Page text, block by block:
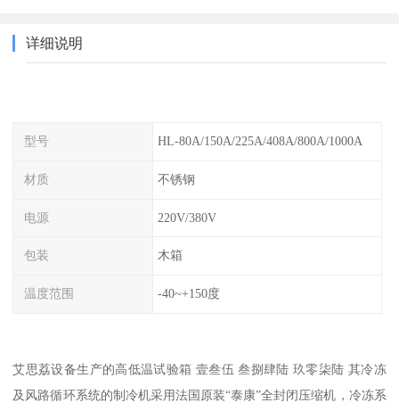
详细说明
型号 HL-80A/150A/225A/408A/800A/1000A
材质 不锈钢
电源 220V/380V
包装 木箱
温度范围 -40~+150度
艾思荔设备生产的高低温试验箱 壹叁伍 叁捌肆陆 玖零柒陆 其冷冻
及风路循环系统的制冷机采用法国原装“泰康”全封闭压缩机，冷冻系